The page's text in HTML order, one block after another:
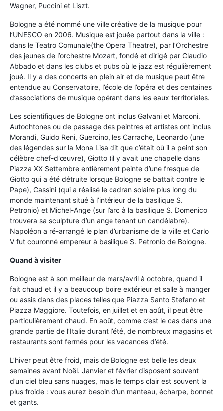
Wagner, Puccini et Liszt.
Bologne a été nommé une ville créative de la musique pour
l’UNESCO en 2006. Musique est jouée partout dans la ville :
dans le Teatro Comunale(the Opera Theatre), par l’Orchestre
des jeunes de l’orchestre Mozart, fondé et dirigé par Claudio
Abbado et dans les clubs et pubs où le jazz est régulièrement
joué. Il y a des concerts en plein air et de musique peut être
entendue au Conservatoire, l’école de l’opéra et des centaines
d’associations de musique opérant dans les eaux territoriales.
Les scientifiques de Bologne ont inclus Galvani et Marconi.
Autochtones ou de passage des peintres et artistes ont inclus
Morandi, Guido Reni, Guercino, les Carrache, Leonardo (une
des légendes sur la Mona Lisa dit que c’était où il a peint son
célèbre chef-d'œuvre), Giotto (il y avait une chapelle dans
Piazza XX Settembre entièrement peinte d’une fresque de
Giotto qui a été détruite lorsque Bologne se battait contre le
Pape), Cassini (qui a réalisé le cadran solaire plus long du
monde maintenant situé à l’intérieur de la basilique S.
Petronio) et Michel-Ange (sur l’arc à la basilique S. Domenico
trouvera sa sculpture d’un ange tenant un candélabre).
Napoléon a ré-arrangé le plan d’urbanisme de la ville et Carlo
V fut couronné empereur à basilique S. Petronio de Bologne.
Quand à visiter
Bologne est à son meilleur de mars/avril à octobre, quand il
fait chaud et il y a beaucoup boire extérieur et salle à manger
ou assis dans des places telles que Piazza Santo Stefano et
Piazza Maggiore. Toutefois, en juillet et en août, il peut être
particulièrement chaud. En août, comme c’est le cas dans une
grande partie de l’Italie durant l’été, de nombreux magasins et
restaurants sont fermés pour les vacances d’été.
L’hiver peut être froid, mais de Bologne est belle les deux
semaines avant Noël. Janvier et février disposent souvent
d’un ciel bleu sans nuages, mais le temps clair est souvent la
plus froide : vous aurez besoin d’un manteau, écharpe, bonnet
et gants.